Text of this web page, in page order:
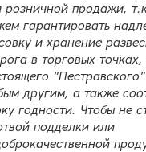
розничной продажи,
гарантировать
и хранение
в торговых
другим, а также
годности. Чтобы не
подделки или